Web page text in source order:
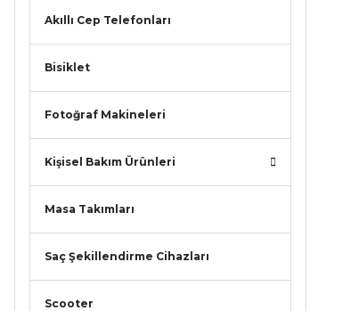
Akıllı Cep Telefonları
Bisiklet
Fotoğraf Makineleri
Kişisel Bakım Ürünleri
Masa Takımları
Saç Şekillendirme Cihazları
Scooter